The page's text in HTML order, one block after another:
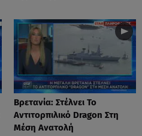
Βρετανία: Στέλνει Το
Αντιτορπιλικό Dragon Στη
Μέση Ανατολή